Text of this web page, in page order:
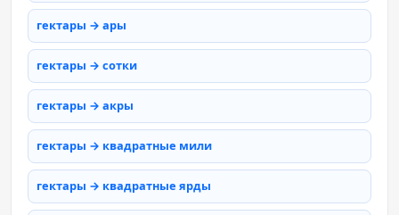
гектары → ары
гектары → сотки
гектары → акры
гектары → квадратные мили
гектары → квадратные ярды